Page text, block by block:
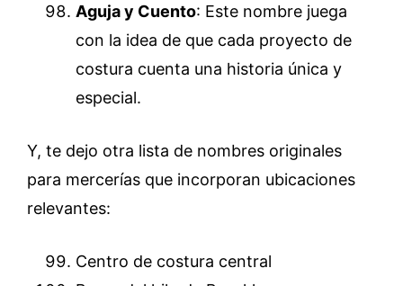
Aguja y Cuento: Este nombre juega
con la idea de que cada proyecto de
costura cuenta una historia única y
especial.
Y, te dejo otra lista de nombres originales
para mercerías que incorporan ubicaciones
relevantes:
Centro de costura central